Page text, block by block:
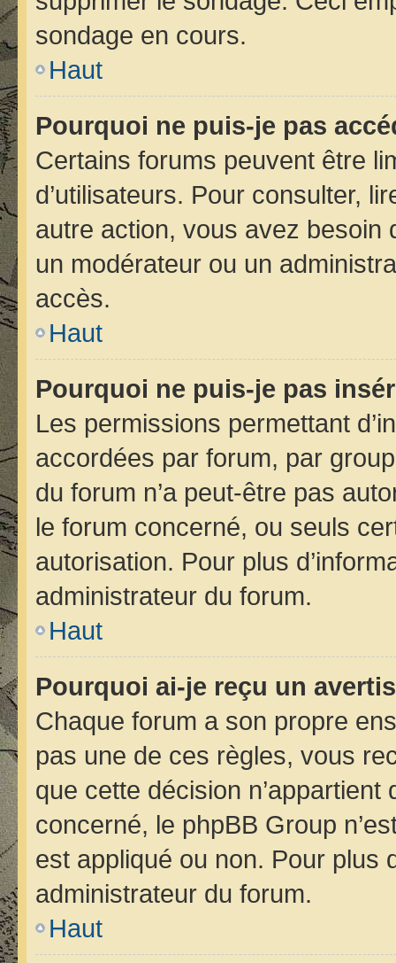
sondage en cours.
Haut
Pourquoi ne puis-je pas
Certains forums peuvent être
d’utilisateurs. Pour consulter,
autre action, vous avez besoin
un modérateur ou un
accès.
Haut
Pourquoi ne puis-je pas
Les permissions permettant
accordées par forum, par
du forum n’a peut-être pas
le forum concerné, ou seuls
autorisation. Pour plus
administrateur du forum.
Haut
Pourquoi ai-je reçu un
Chaque forum a son propre
pas une de ces règles, vous
que cette décision n’appartient
concerné, le phpBB Group
est appliqué ou non. Pour plus
administrateur du forum.
Haut